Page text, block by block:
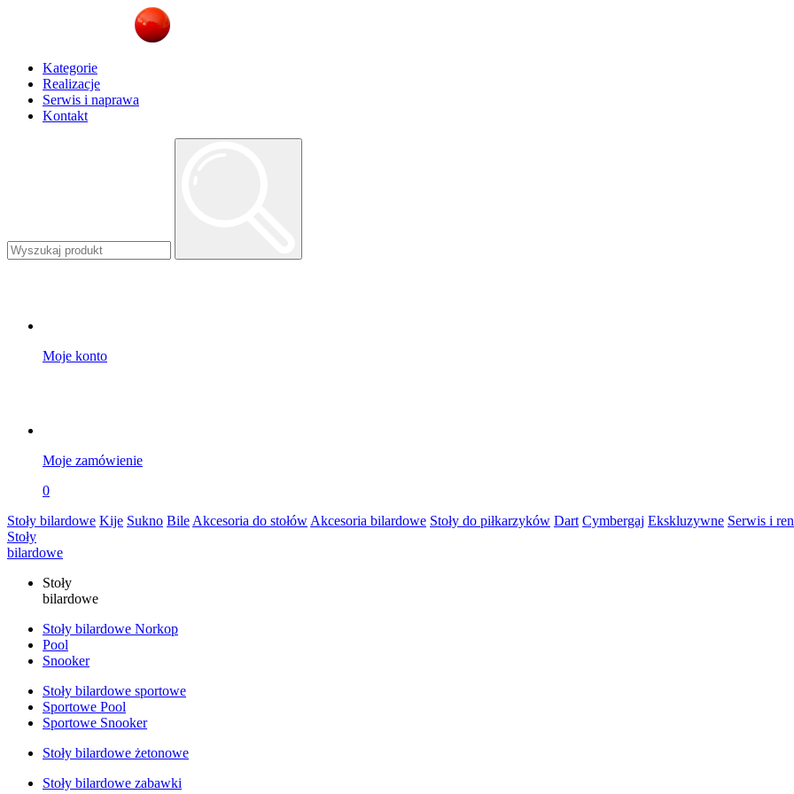
Kategorie
Realizacje
Serwis i naprawa
Kontakt
Moje konto
Moje zamówienie
0
Stoły bilardowe Kije Sukno Bile Akcesoria do stołów Akcesoria bilardowe Stoły do piłkarzyków Dart Cymbergaj Ekskluzywne Serwis i
Stoły
bilardowe
Stoły
bilardowe
Stoły bilardowe Norkop
Pool
Snooker
Stoły bilardowe sportowe
Sportowe Pool
Sportowe Snooker
Stoły bilardowe żetonowe
Stoły bilardowe zabawki